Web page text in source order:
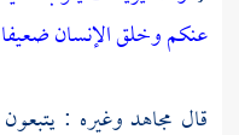
عنكم وخلق الإنسان ضعيفا
قال مجاهدوغيره :